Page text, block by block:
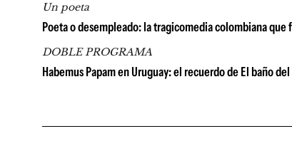
Un poeta
Poeta o desempleado: la tragicomedia colombiana
DOBLE PROGRAMA
Habemus Papam en Uruguay: el recuerdo de El baño